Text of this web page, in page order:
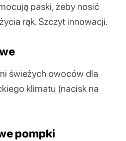
paski, żeby nosić
rąk. Szczyt innowacji.
świeżych owoców dla
klimatu (nacisk na
pompki